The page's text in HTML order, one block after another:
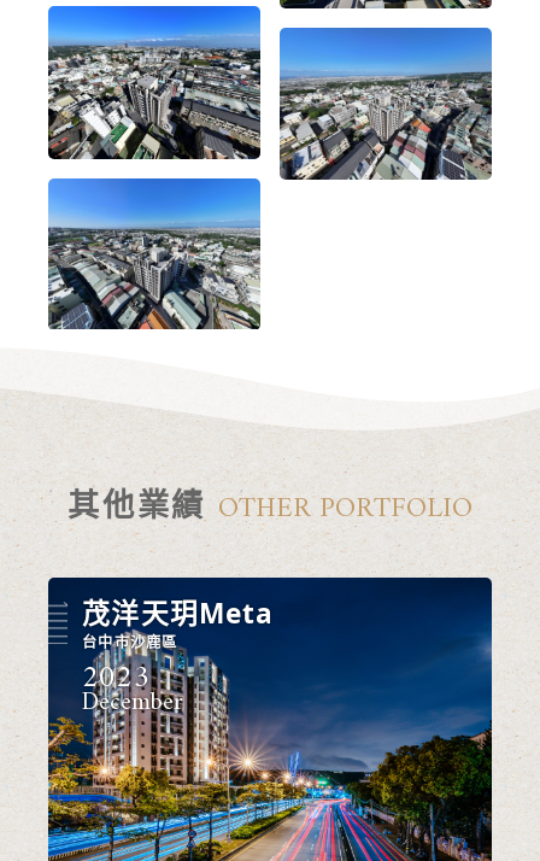
其他業績OTHER PORTFOLIO
茂洋天玥Meta
台中市沙鹿區
2023
December